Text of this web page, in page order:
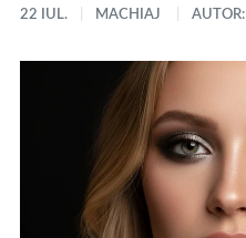
22 IUL.
MACHIAJ